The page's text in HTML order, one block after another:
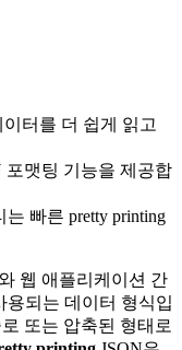
이터를 더 쉽게 읽고
포맷팅 기능을 제공합
빠른 pretty printing
웹 애플리케이션 간
용되는 데이터 형식입
또는 압축된 형태로